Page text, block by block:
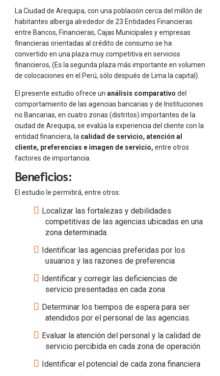
La Ciudad de Arequipa, con una población cerca del millón de
habitantes alberga alrededor de 23 Entidades Financieras
entre Bancos, Financieras, Cajas Municipales y empresas
financieras orientadas al crédito de consumo se ha
convertido en una plaza muy competitiva en servicios
financieros, (Es la segunda plaza más importante en volumen
de colocaciones en el Perú, sólo después de Lima la capital).
El presente estudio ofrece un análisis comparativo del
comportamiento de las agencias bancarias y de Instituciones
no Bancarias, en cuatro zonas (distritos) importantes de la
ciudad de Arequipa, se evalúa la experiencia del cliente con la
entidad financiera, la calidad de servicio, atención al
cliente, preferencias e imagen de servicio, entre otros
factores de importancia.
Beneficios:
El estudio le permitirá, entre otros:
Localizar las fortalezas y debilidades
competitivas de las agencias ubicadas en una
zona determinada.
Identificar las agencias preferidas por los
usuarios y las razones de preferencia
Identificar y corregir las deficiencias de
servicio presentadas en cada zona
Determinar los tiempos de espera para ser
atendidos por el personal de las agencias.
Evaluar la atención del personal y la calidad de
servicio percibida en cada zona de operación
Identificar el potencial de cada zona financiera